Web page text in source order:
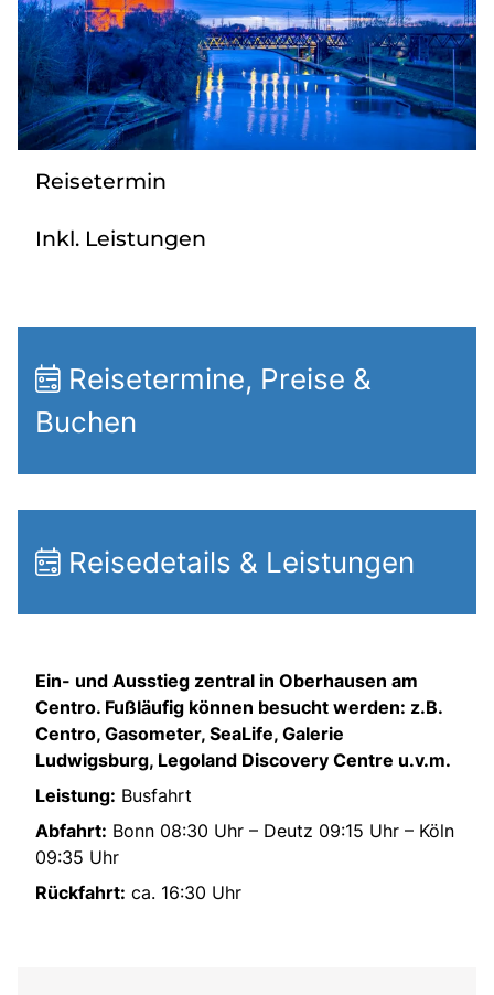
Radio
Sie befinden sich in:
Heimatland ändern:
Reisetermin
Inkl. Leistungen
Reisetermine, Preise &
Buchen
Reisedetails & Leistungen
Ein- und Ausstieg zentral in Oberhausen am
Centro. Fußläufig können besucht werden: z.B.
Centro, Gasometer, SeaLife, Galerie
Ludwigsburg, Legoland Discovery Centre u.v.m.
Leistung: Busfahrt
Abfahrt: Bonn 08:30 Uhr – Deutz 09:15 Uhr – Köln
09:35 Uhr
Rückfahrt: ca. 16:30 Uhr